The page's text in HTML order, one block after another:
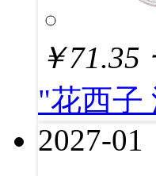
￥71.35
"花西子
2027-01